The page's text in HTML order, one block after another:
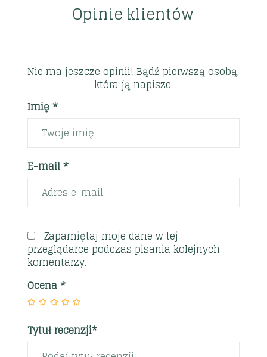
Opinie klientów
Nie ma jeszcze opinii! Bądź pierwszą osobą,
która ją napisze.
Imię *
E-mail *
Zapamiętaj moje dane w tej
przeglądarce podczas pisania kolejnych
komentarzy.
Ocena*
Tytuł recenzji*